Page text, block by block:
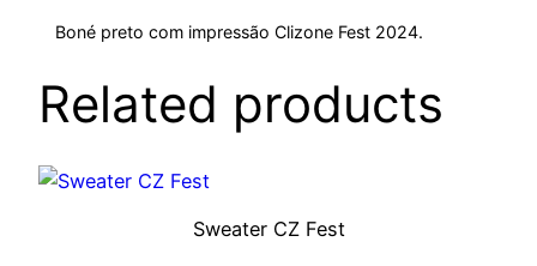
a
n
i
Boné preto com impressão Clizone Fest 2024.
Related products
Sweater CZ Fest